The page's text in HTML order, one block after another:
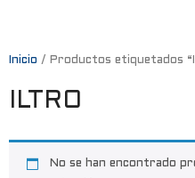
Blog
Galería
Inicio / Productos etiquetados
ILTRO
No se han encontrado